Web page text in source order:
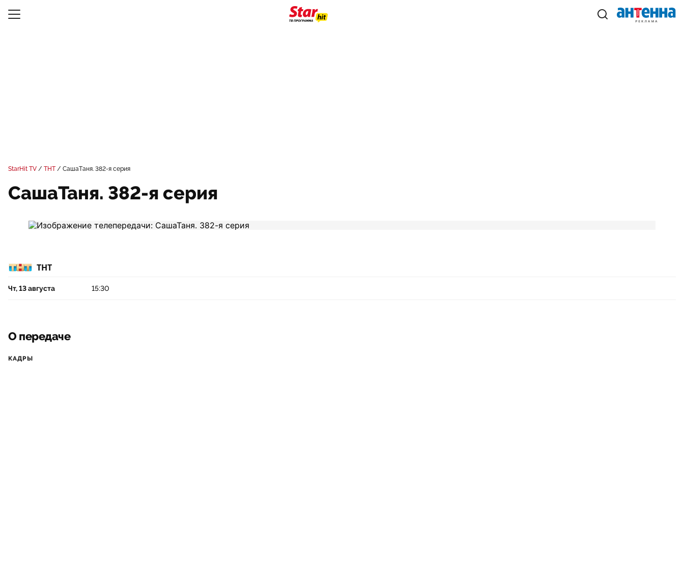
StarHit TV ТНТ СашаТаня. 382-я серия
СашаТаня. 382-я серия
ТНТ
Чт, 13 августа 15:30
О передаче
КАДРЫ